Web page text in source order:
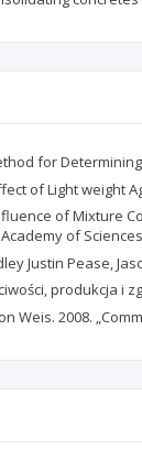
for
of Light weight
of Mixture
of
Justin Pease,
produkcja i
Weis. 2008.